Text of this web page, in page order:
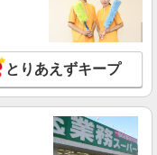
ー
社員】
与年2回
平塚 （神奈川県平塚市
とりあえずキープ